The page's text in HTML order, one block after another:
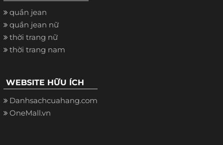
quần jean
quần jean nữ
thời trang nữ
thời trang nam
WEBSITE HỮU ÍCH
Danhsachcuahang.com
OneMall.vn